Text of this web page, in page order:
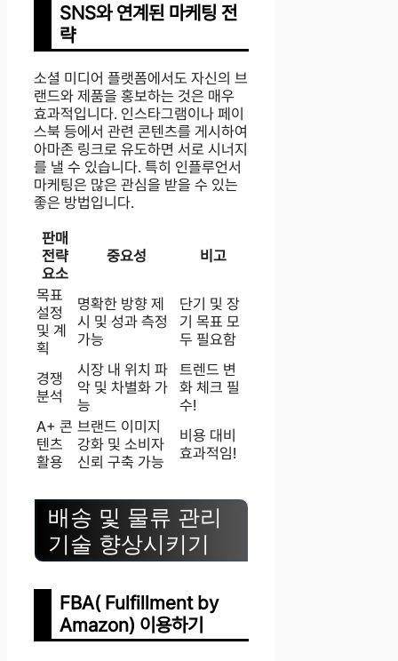
SNS와 연계된 마케팅 전
략
소셜 미디어 플랫폼에서도 자신의 브
랜드와 제품을 홍보하는 것은 매우
효과적입니다. 인스타그램이나 페이
스북 등에서 관련 콘텐츠를 게시하여
아마존 링크로 유도하면 서로 시너지
를 낼 수 있습니다. 특히 인플루언서
마케팅은 많은 관심을 받을 수 있는
좋은 방법입니다.
판매
전략
요소
중요성 비고
목표
설정
및 계
획
명확한 방향 제
시 및 성과 측정
가능
단기 및 장
기 목표 모
두 필요함
경쟁
분석
시장 내 위치 파
악 및 차별화 가
능
트렌드 변
화 체크 필
수!
A+ 콘
텐츠
활용
브랜드 이미지
강화 및 소비자
신뢰 구축 가능
비용 대비
효과적임!
배송 및 물류 관리
기술 향상시키기
FBA( Fulfillment by
Amazon) 이용하기